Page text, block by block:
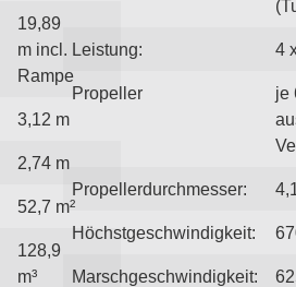
19,89
m incl.
Rampe
3,12 m
2,74 m
52,7 m²
128,9
m³
Leistung: 4
Propeller
je
Propellerdurchmesser:
Höchstgeschwindigkeit:
Marschgeschwindigkeit: